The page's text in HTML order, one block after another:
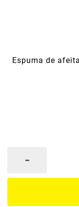
Espuma de